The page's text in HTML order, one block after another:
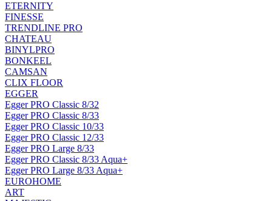
ETERNITY
FINESSE
TRENDLINE PRO
CHATEAU
BINYLPRO
BONKEEL
CAMSAN
CLIX FLOOR
EGGER
Egger PRO Classic 8/32
Egger PRO Classic 8/33
Egger PRO Classic 10/33
Egger PRO Classic 12/33
Egger PRO Large 8/33
Egger PRO Classic 8/33 Aqua+
Egger PRO Large 8/33 Aqua+
EUROHOME
ART